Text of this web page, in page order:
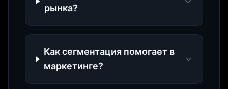
рынка?
Как сегментация помогает в
маркетинге?